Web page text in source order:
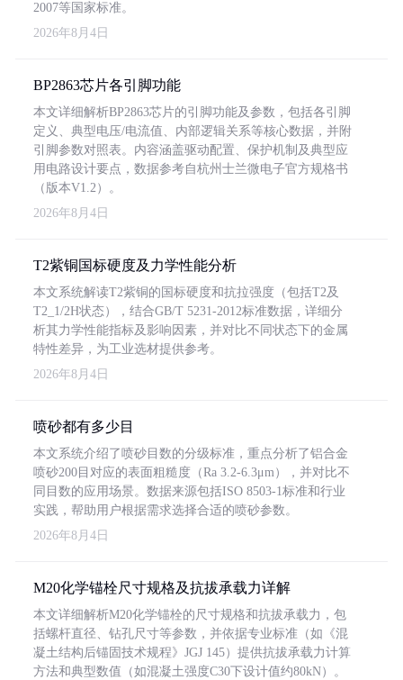
2007等国家标准。
2026年8月4日
BP2863芯片各引脚功能
本文详细解析BP2863芯片的引脚功能及参数，包括各引脚
定义、典型电压/电流值、内部逻辑关系等核心数据，并附
引脚参数对照表。内容涵盖驱动配置、保护机制及典型应
用电路设计要点，数据参考自杭州士兰微电子官方规格书
（版本V1.2）。
2026年8月4日
T2紫铜国标硬度及力学性能分析
本文系统解读T2紫铜的国标硬度和抗拉强度（包括T2及
T2_1/2H状态），结合GB/T 5231-2012标准数据，详细分
析其力学性能指标及影响因素，并对比不同状态下的金属
特性差异，为工业选材提供参考。
2026年8月4日
喷砂都有多少目
本文系统介绍了喷砂目数的分级标准，重点分析了铝合金
喷砂200目对应的表面粗糙度（Ra 3.2-6.3μm），并对比不
同目数的应用场景。数据来源包括ISO 8503-1标准和行业
实践，帮助用户根据需求选择合适的喷砂参数。
2026年8月4日
M20化学锚栓尺寸规格及抗拔承载力详解
本文详细解析M20化学锚栓的尺寸规格和抗拔承载力，包
括螺杆直径、钻孔尺寸等参数，并依据专业标准（如《混
凝土结构后锚固技术规程》JGJ 145）提供抗拔承载力计算
方法和典型数值（如混凝土强度C30下设计值约80kN）。